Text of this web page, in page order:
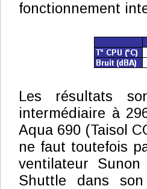
fonctionnement
Les résultats
intermédiaire à
Aqua 690 (Taisol
ne faut toutefois
ventilateur
Shuttle dans